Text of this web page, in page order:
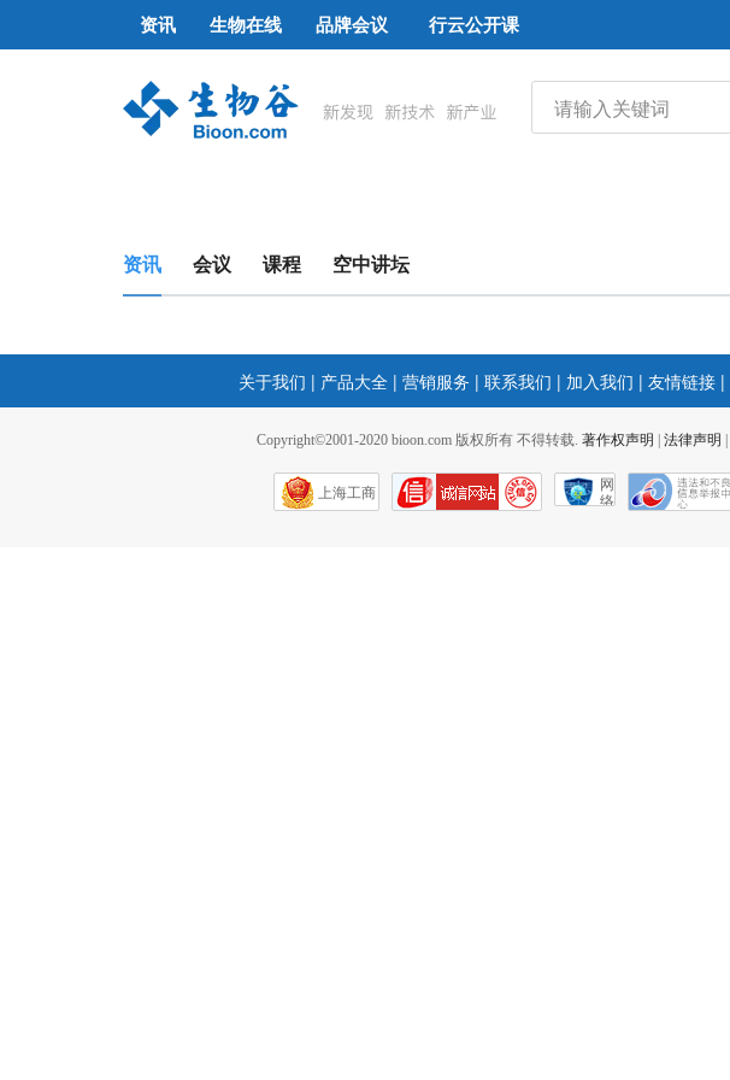
资讯 生物在线 品牌会议 行云公开课
资讯 会议 课程 空中讲坛
关于我们 | 产品大全 | 营销服务 | 联系我们 | 加入我们 | 友情链接 |
Copyright©2001-2020 bioon.com 版权所有 不得转载. 著作权声明 法律声明
上海工商
网
络